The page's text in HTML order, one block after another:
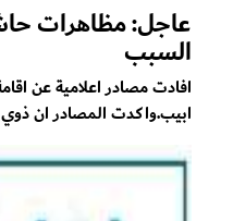
عاجل: مظاهرات
السبب
افادت مصادر اعلامية عن
ابيب.واكدت المصادر ان